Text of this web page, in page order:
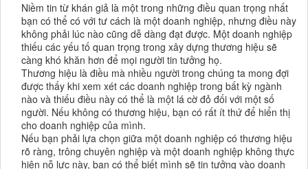
Niềm tin từ khán giả là một trong những điều quan trọng nhất
bạn có thể có với tư cách là một doanh nghiệp, nhưng điều này
không phải lúc nào cũng dễ dàng đạt được. Một doanh nghiệp
thiếu các yếu tố quan trọng trong xây dựng thương hiệu sẽ
càng khó khăn hơn để mọi người tin tưởng họ.
Thương hiệu là điều mà nhiều người trong chúng ta mong đợi
được thấy khi xem xét các doanh nghiệp trong bất kỳ ngành
nào và thiếu điều này có thể là một lá cờ đỏ đối với một số
người. Nếu không có thương hiệu, bạn có rất ít thứ để hiển thị
cho doanh nghiệp của mình.
Nếu bạn phải lựa chọn giữa một doanh nghiệp có thương hiệu
rõ ràng, trông chuyên nghiệp và một doanh nghiệp không thực
hiện nỗ lực này, bạn có thể biết mình sẽ tin tưởng vào doanh